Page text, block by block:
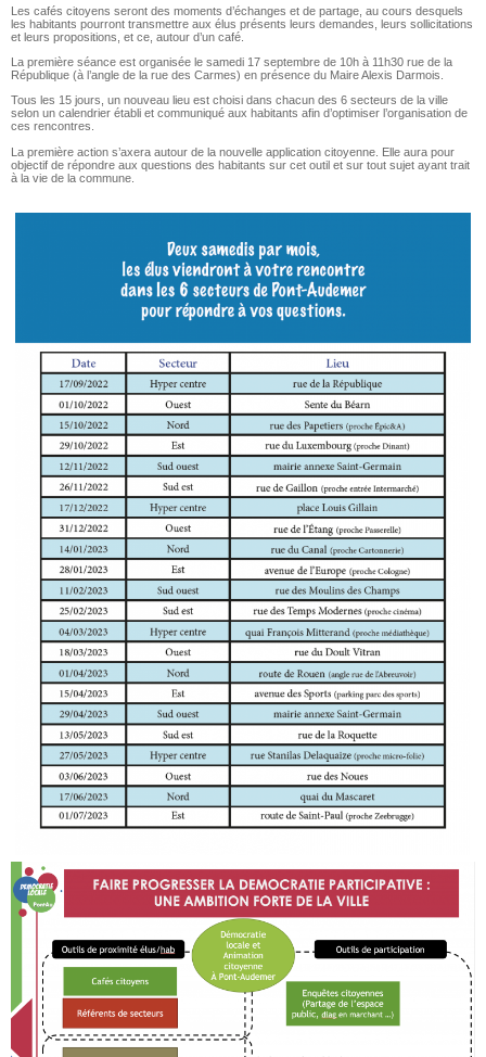
Les cafés citoyens seront des moments d’échanges et de partage, au cours desquels
les habitants pourront transmettre aux élus présents leurs demandes, leurs sollicitations
et leurs propositions, et ce, autour d’un café.
La première séance est organisée le samedi 17 septembre de 10h à 11h30 rue de la
République (à l’angle de la rue des Carmes) en présence du Maire Alexis Darmois.
Tous les 15 jours, un nouveau lieu est choisi dans chacun des 6 secteurs de la ville
selon un calendrier établi et communiqué aux habitants afin d’optimiser l’organisation de
ces rencontres.
La première action s’axera autour de la nouvelle application citoyenne. Elle aura pour
objectif de répondre aux questions des habitants sur cet outil et sur tout sujet ayant trait
à la vie de la commune.